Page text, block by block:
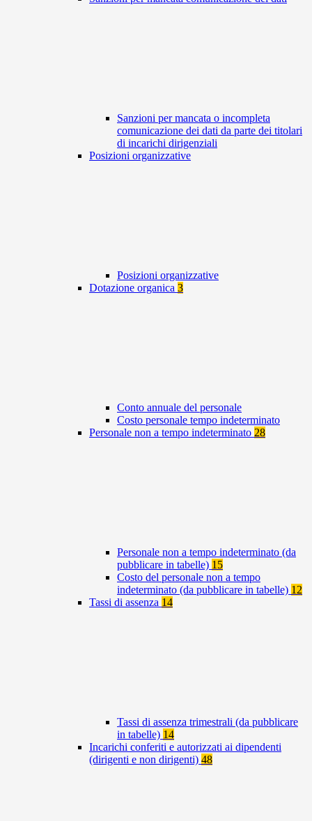
Sanzioni per mancata o incompleta
comunicazione dei dati da parte dei titolari
di incarichi dirigenziali
Posizioni organizzative
Posizioni organizzative
Dotazione organica 3
Conto annuale del personale
Costo personale tempo indeterminato
Personale non a tempo indeterminato 28
Personale non a tempo indeterminato (da
pubblicare in tabelle) 15
Costo del personale non a tempo
indeterminato (da pubblicare in tabelle) 12
Tassi di assenza 14
Tassi di assenza trimestrali (da pubblicare
in tabelle) 14
Incarichi conferiti e autorizzati ai dipendenti
(dirigenti e non dirigenti) 48